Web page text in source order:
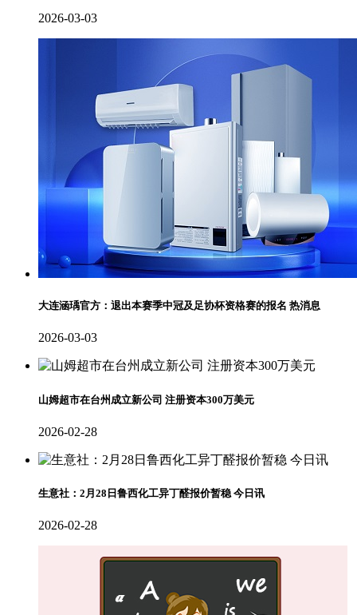
2026-03-03
大连涵瑀官方：退出本赛季中冠及足协杯资格赛的报名 热消息
2026-03-03
山姆超市在台州成立新公司 注册资本300万美元
2026-02-28
生意社：2月28日鲁西化工异丁醛报价暂稳 今日讯
2026-02-28